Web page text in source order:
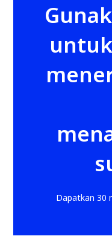
Dapatkan 30